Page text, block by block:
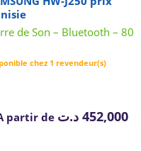
de Son – Bluetooth – 80
chez 1 revendeur(s)
partir de 452,000 د.ت